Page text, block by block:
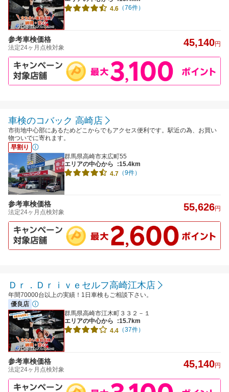
4.6 （76件）
参考車検価格
法定24ヶ月点検対象 45,140円
車検のコバック 高崎店
市街地中心部にあるためどこからでもアクセス便利です。駅近の為、お買い
物ついでに寄れます。
早割り
群馬県高崎市末広町55
エリアの中心から
:15.4km
4.7 （9件）
参考車検価格
法定24ヶ月点検対象 55,626円
Ｄｒ．Ｄｒｉｖｅセルフ高崎江木店
年間70000台以上の実績！1日車検もご相談下さい。
優良店
群馬県高崎市江木町３３２－１
エリアの中心から
:15.7km
4.4 （37件）
参考車検価格
法定24ヶ月点検対象 45,140円